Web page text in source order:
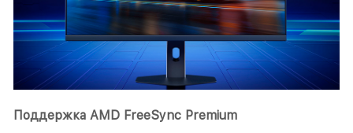
Поддержка AMD FreeSync Premium